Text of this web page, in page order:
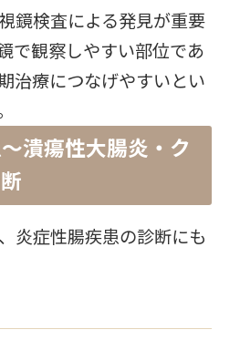
鏡検査による発見が重要
で観察しやすい部位であ
治療につなげやすいとい
潰瘍性大腸炎・ク
炎症性腸疾患の診断にも